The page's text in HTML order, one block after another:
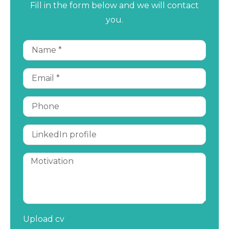
Fill in the form below and we will contact
you.
Upload cv